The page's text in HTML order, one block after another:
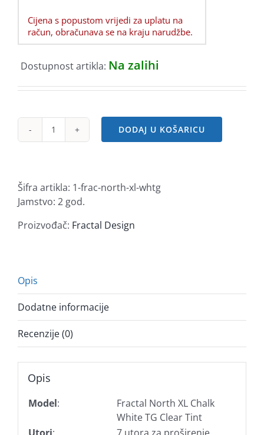
Cijena s popustom vrijedi za uplatu na
račun, obračunava se na kraju narudžbe.
Dostupnost artikla: Na zalihi
Fractal
White
TG
Clear
DODAJ U KOŠARICU
Šifra artikla: 1-frac-north-xl-whtg
Jamstvo: 2 god.
Proizvođač: Fractal Design
Opis
Dodatne informacije
Recenzije (0)
Opis
Model:
Fractal North XL Chalk
White TG Clear Tint